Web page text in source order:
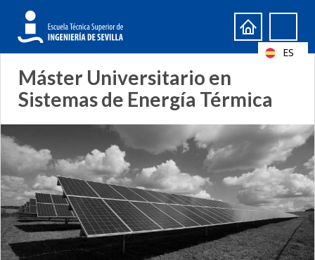
Formulario
de
búsqueda
Search
Máster Universitario en
Sistemas de Energía Térmica
ES